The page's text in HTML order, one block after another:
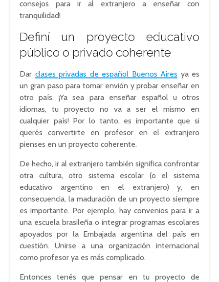
consejos para ir al extranjero a enseñar con
tranquilidad!
Definí un proyecto educativo
público o privado coherente
Dar clases privadas de español Buenos Aires ya es
un gran paso para tomar envión y probar enseñar en
otro país. ¡Ya sea para enseñar español u otros
idiomas, tu proyecto no va a ser el mismo en
cualquier país! Por lo tanto, es importante que si
querés convertirte en profesor en el extranjero
pienses en un proyecto coherente.
De hecho, ir al extranjero también significa confrontar
otra cultura, otro sistema escolar (o el sistema
educativo argentino en el extranjero) y, en
consecuencia, la maduración de un proyecto siempre
es importante. Por ejemplo, hay convenios para ir a
una escuela brasileña o integrar programas escolares
apoyados por la Embajada argentina del país en
cuestión. Unirse a una organización internacional
como profesor ya es más complicado.
Entonces tenés que pensar en tu proyecto de